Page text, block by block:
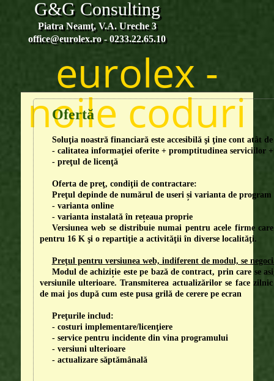
Skip to content
G&G Consulting
Piatra Neamţ, V.A. Ureche 3
office@eurolex.ro - 0233.22.65.10
eurolex -
noile coduri
Ofertă
Soluţia noastră financiară este accesibilă şi ţine cont atât
- calitatea informaţiei oferite + promptitudinea serviciilor
- preţul de licenţă
Oferta de preţ, condiţii de contractare:
Preţul depinde de numărul de useri și varianta de program
- varianta online
- varianta instalată în rețeaua proprie
Versiunea web se distribuie numai pentru acele firme
pentru 16 K şi o repartiţie a activităţii în diverse localităţi.
Preţul pentru versiunea web, indiferent de modul, se
Modul de achiziție este pe bază de contract, prin care se
versiunile ulterioare. Transmiterea actualizărilor se face
de mai jos după cum este pusa grilă de cerere pe ecran
Preţurile includ:
- costuri implementare/licenţiere
- service pentru incidente din vina programului
- versiuni ulterioare
- actualizare săptămânală